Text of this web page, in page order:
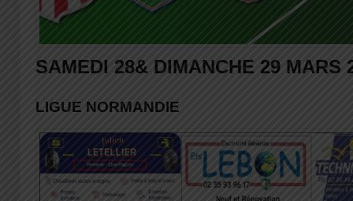
SAMEDI 28& DIMANCHE 29 MARS
LIGUE NORMANDIE